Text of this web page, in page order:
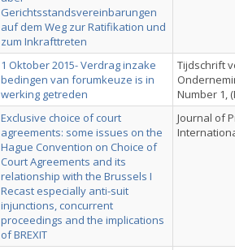
Gerichtsstandsvereinbarungen
auf dem Weg zur Ratifikation und
zum Inkrafttreten
1 Oktober 2015- Verdrag inzake
bedingen van forumkeuze is in
werking getreden
Tijdschrift
Number 1,
Exclusive choice of court
agreements: some issues on the
Hague Convention on Choice of
Court Agreements and its
relationship with the Brussels I
Recast especially anti-suit
injunctions, concurrent
proceedings and the implications
of BREXIT
Journal of